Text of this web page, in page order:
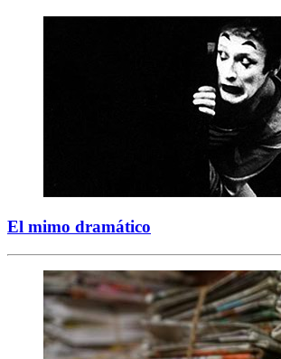
El mimo dramático